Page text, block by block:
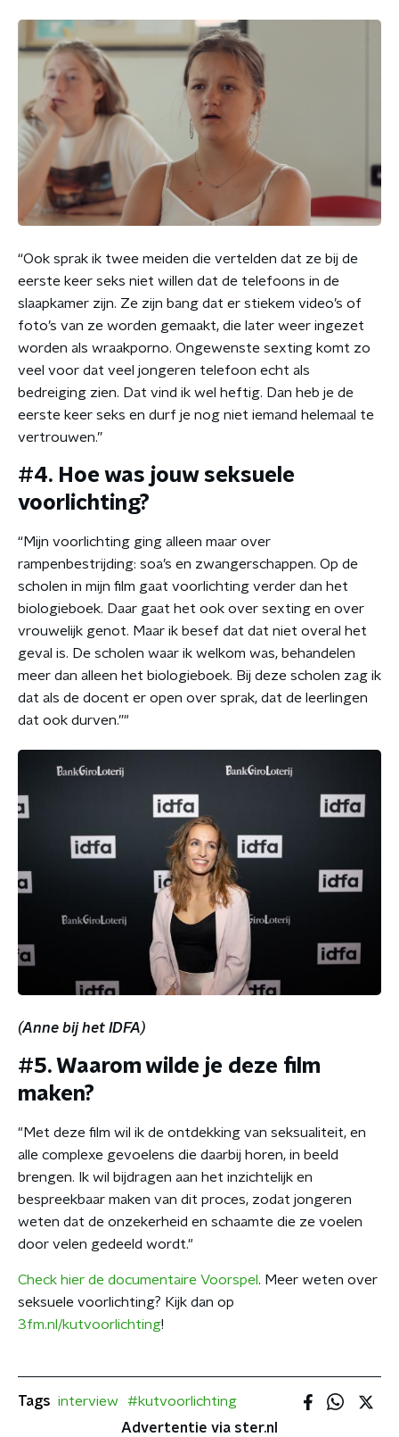
“Ook sprak ik twee meiden die vertelden dat ze bij de
eerste keer seks niet willen dat de telefoons in de
slaapkamer zijn. Ze zijn bang dat er stiekem video’s of
foto’s van ze worden gemaakt, die later weer ingezet
worden als wraakporno. Ongewenste sexting komt zo
veel voor dat veel jongeren telefoon echt als
bedreiging zien. Dat vind ik wel heftig. Dan heb je de
eerste keer seks en durf je nog niet iemand helemaal te
vertrouwen.”
#4. Hoe was jouw seksuele
voorlichting?
“Mijn voorlichting ging alleen maar over
rampenbestrijding: soa’s en zwangerschappen. Op de
scholen in mijn film gaat voorlichting verder dan het
biologieboek. Daar gaat het ook over sexting en over
vrouwelijk genot. Maar ik besef dat dat niet overal het
geval is. De scholen waar ik welkom was, behandelen
meer dan alleen het biologieboek. Bij deze scholen zag ik
dat als de docent er open over sprak, dat de leerlingen
dat ook durven.”"
(Anne bij het IDFA)
#5. Waarom wilde je deze film
maken?
"Met deze film wil ik de ontdekking van seksualiteit, en
alle complexe gevoelens die daarbij horen, in beeld
brengen. Ik wil bijdragen aan het inzichtelijk en
bespreekbaar maken van dit proces, zodat jongeren
weten dat de onzekerheid en schaamte die ze voelen
door velen gedeeld wordt."
Check hier de documentaire Voorspel . Meer weten over
seksuele voorlichting? Kijk dan op
3fm.nl/kutvoorlichting!
Tags interview
#kutvoorlichting
Advertentie via ster.nl